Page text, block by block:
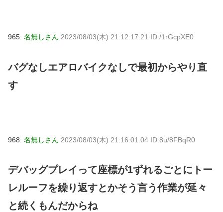
965: 名無しさん 2023/08/03(木) 21:12:17.21 ID:/1rGcpXE0
バグなしエアロバイクなしで最初からやり直
す
968: 名無しさん 2023/08/03(木) 21:16:01.04 ID:8u/8FBqR0
デバッグプレイって座標が1ずれるごとにトー
レルーフを繰り返すとかそう言う作業が延々
と続くもんだからね